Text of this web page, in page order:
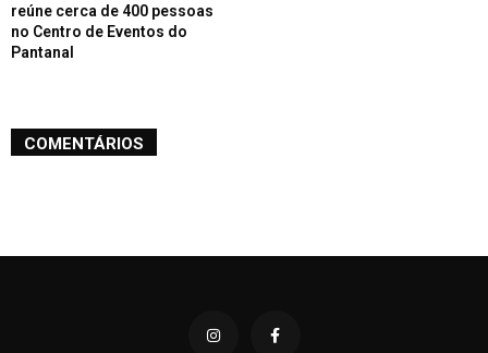
reúne cerca de 400 pessoas
no Centro de Eventos do
Pantanal
COMENTÁRIOS